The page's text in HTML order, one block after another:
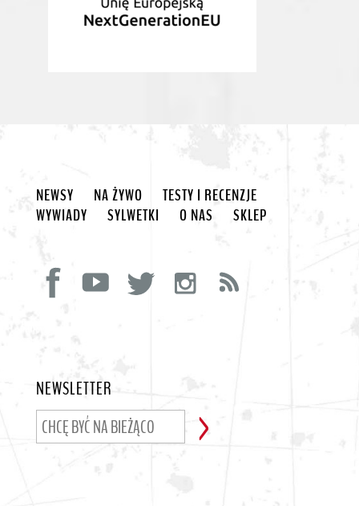
NEWSY NA ŻYWO
TESTY I RECENZJE
WYWIADY
SYLWETKI O NAS SKLEP
NEWSLETTER